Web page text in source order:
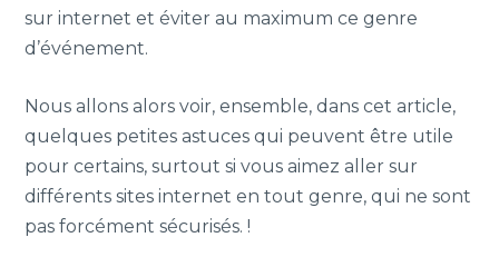
sur internet et éviter au maximum ce genre
d’événement.
Nous allons alors voir, ensemble, dans cet article,
quelques petites astuces qui peuvent être utile
pour certains, surtout si vous aimez aller sur
différents sites internet en tout genre, qui ne sont
pas forcément sécurisés. !